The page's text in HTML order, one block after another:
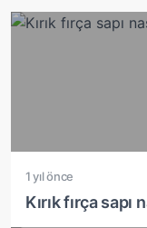
1 yıl önce
Kırık fırça